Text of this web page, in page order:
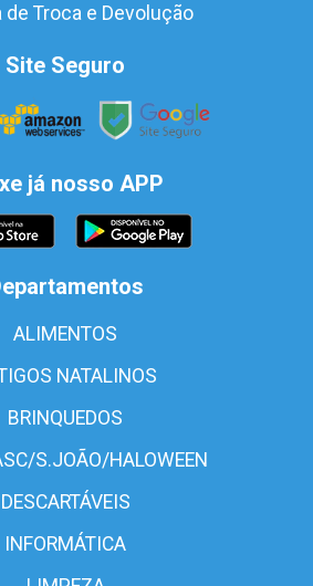
de Troca e Devolução
Site Seguro
já nosso APP
ALIMENTOS
NATALINOS
BRINQUEDOS
S.JOÃO/HALOWEEN
DESCARTÁVEIS
INFORMÁTICA